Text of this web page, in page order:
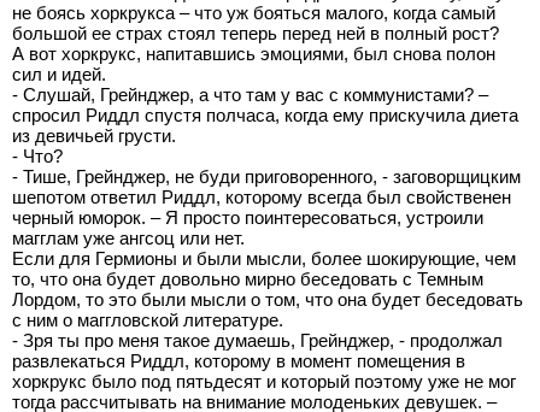
не боясь хоркрукса – что уж бояться малого, когда самый
большой ее страх стоял теперь перед ней в полный рост?
А вот хоркрукс, напитавшись эмоциями, был снова полон
сил и идей.
- Слушай, Грейнджер, а что там у вас с коммунистами? –
спросил Риддл спустя полчаса, когда ему прискучила диета
из девичьей грусти.
- Что?
- Тише, Грейнджер, не буди приговоренного, - заговорщицким
шепотом ответил Риддл, которому всегда был свойственен
черный юморок. – Я просто поинтересоваться, устроили
магглам уже ангсоц или нет.
Если для Гермионы и были мысли, более шокирующие, чем
то, что она будет довольно мирно беседовать с Темным
Лордом, то это были мысли о том, что она будет беседовать
с ним о маггловской литературе.
- Зря ты про меня такое думаешь, Грейнджер, - продолжал
развлекаться Риддл, которому в момент помещения в
хоркрукс было под пятьдесят и который поэтому уже не мог
тогда рассчитывать на внимание молоденьких девушек. –